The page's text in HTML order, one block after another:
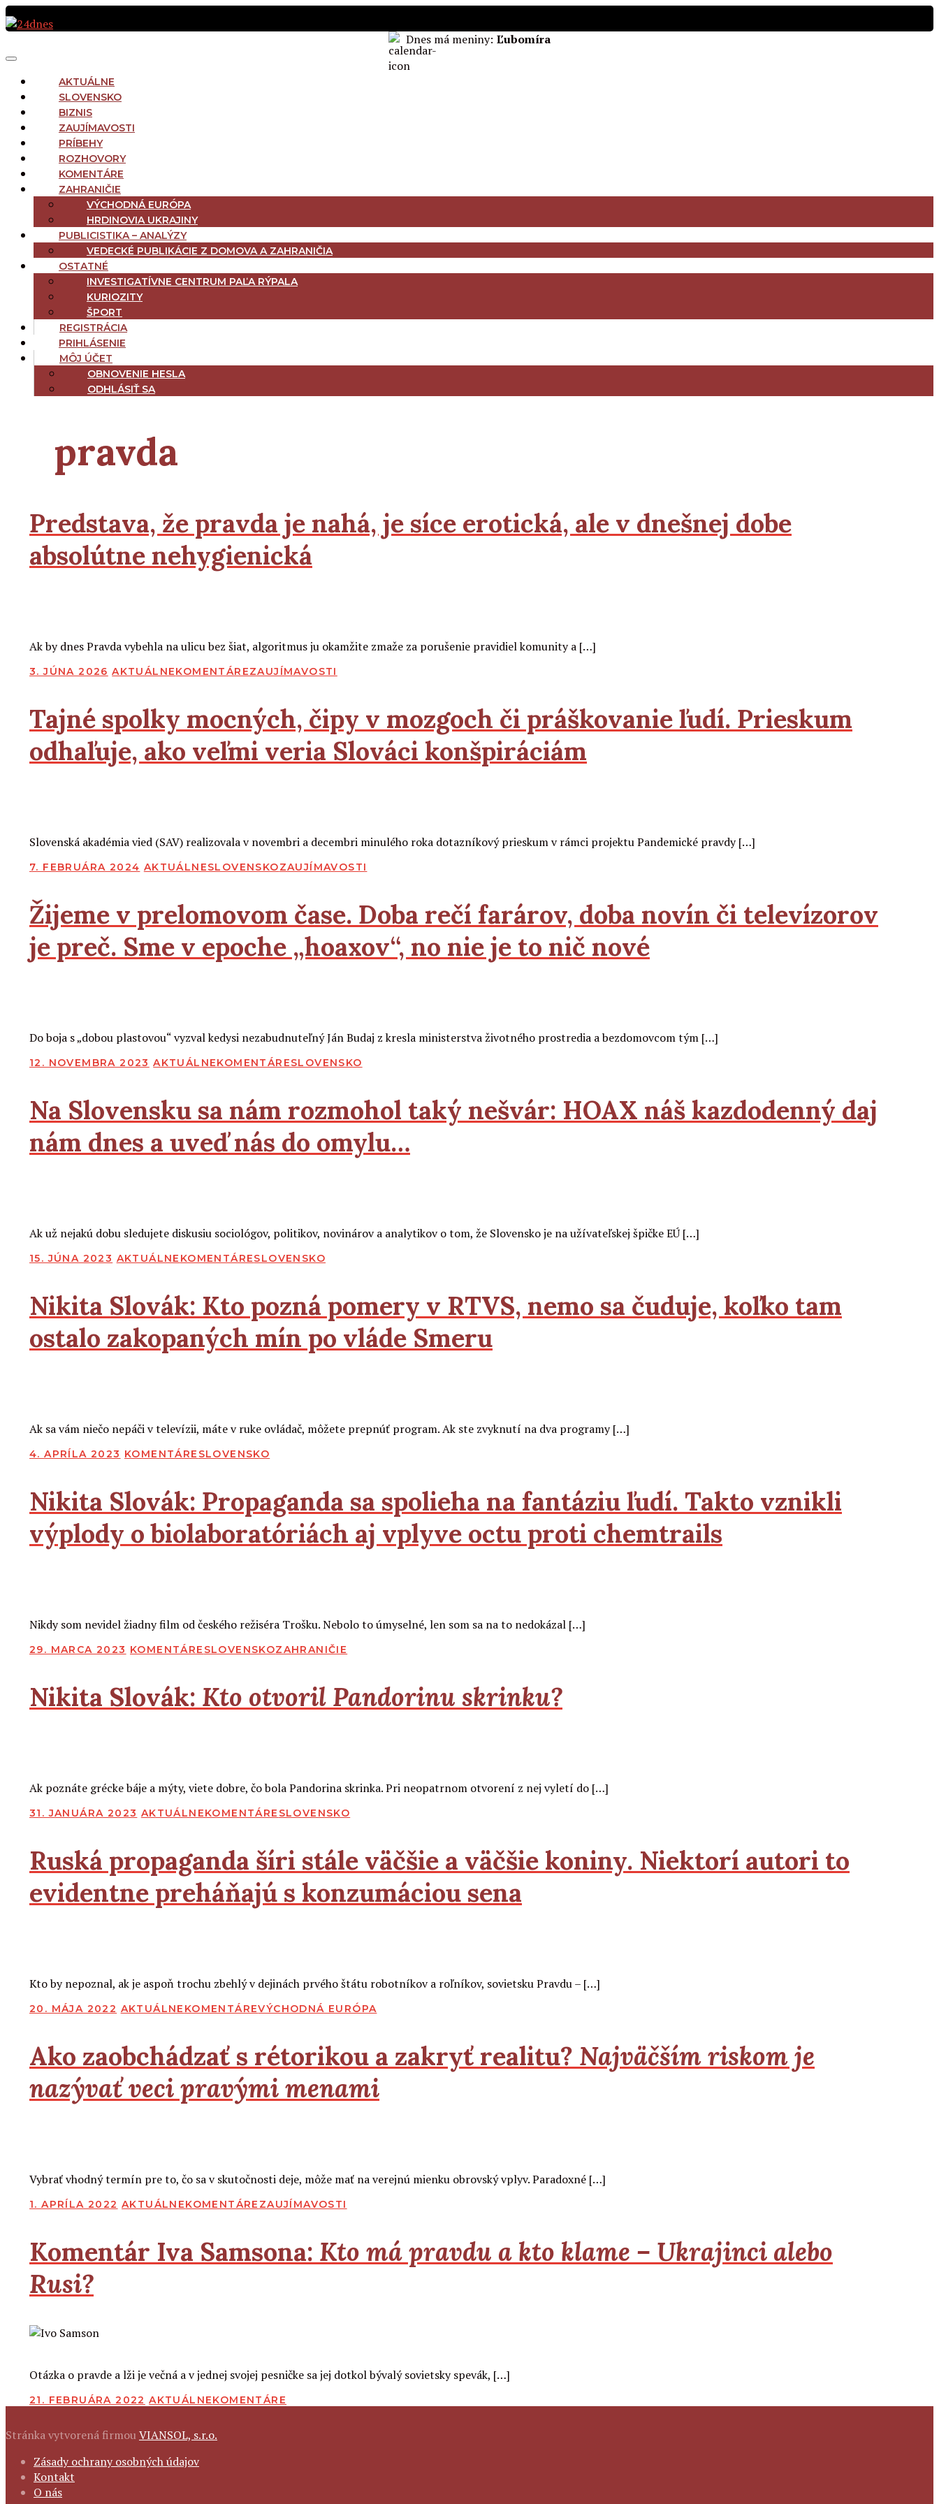
Preskočiť
na
Dnes má meniny: Ľubomíra
Menu
AKTUÁLNE
SLOVENSKO
BIZNIS
ZAUJÍMAVOSTI
PRÍBEHY
ROZHOVORY
KOMENTÁRE
ZAHRANIČIE
VÝCHODNÁ EURÓPA
HRDINOVIA UKRAJINY
PUBLICISTIKA – ANALÝZY
VEDECKÉ PUBLIKÁCIE Z DOMOVA A ZAHRANIČIA
OSTATNÉ
INVESTIGATÍVNE CENTRUM PAĽA RÝPALA
KURIOZITY
ŠPORT
REGISTRÁCIA
PRIHLÁSENIE
MÔJ ÚČET
OBNOVENIE HESLA
ODHLÁSIŤ SA
pravda
Predstava, že pravda je nahá, je síce erotická, ale v dnešnej dobe
absolútne nehygienická
Ak by dnes Pravda vybehla na ulicu bez šiat, algoritmus ju okamžite zmaže za porušenie pravidiel komunity a […]
PUBLIKOVANÉ
3. JÚNA 2026 AKTUÁLNEKOMENTÁREZAUJÍMAVOSTI
Tajné spolky mocných, čipy v mozgoch či práškovanie ľudí. Prieskum
odhaľuje, ako veľmi veria Slováci konšpiráciám
Slovenská akadémia vied (SAV) realizovala v novembri a decembri minulého roka dotazníkový prieskum v rámci projektu Pandemické pravdy […]
PUBLIKOVANÉ
7. FEBRUÁRA 2024 AKTUÁLNESLOVENSKOZAUJÍMAVOSTI
Žijeme v prelomovom čase. Doba rečí farárov, doba novín či televízorov
je preč. Sme v epoche „hoaxov“, no nie je to nič nové
Do boja s „dobou plastovou“ vyzval kedysi nezabudnuteľný Ján Budaj z kresla ministerstva životného prostredia a bezdomovcom tým […]
PUBLIKOVANÉ
12. NOVEMBRA 2023 AKTUÁLNEKOMENTÁRESLOVENSKO
Na Slovensku sa nám rozmohol taký nešvár: HOAX náš kazdodenný daj
nám dnes a uveď nás do omylu…
Ak už nejakú dobu sledujete diskusiu sociológov, politikov, novinárov a analytikov o tom, že Slovensko je na užívateľskej špičke EÚ […]
PUBLIKOVANÉ
15. JÚNA 2023 AKTUÁLNE KOMENTÁRESLOVENSKO
Nikita Slovák: Kto pozná pomery v RTVS, nemo sa čuduje, koľko tam
ostalo zakopaných mín po vláde Smeru
Ak sa vám niečo nepáči v televízii, máte v ruke ovládač, môžete prepnúť program. Ak ste zvyknutí na dva programy […]
PUBLIKOVANÉ
4. APRÍLA 2023 KOMENTÁRE SLOVENSKO
Nikita Slovák: Propaganda sa spolieha na fantáziu ľudí. Takto vznikli
výplody o biolaboratóriách aj vplyve octu proti chemtrails
Nikdy som nevidel žiadny film od českého režiséra Trošku. Nebolo to úmyselné, len som sa na to nedokázal […]
PUBLIKOVANÉ
29. MARCA 2023 KOMENTÁRE SLOVENSKOZAHRANIČIE
Nikita Slovák: Kto otvoril Pandorinu skrinku?
Ak poznáte grécke báje a mýty, viete dobre, čo bola Pandorina skrinka. Pri neopatrnom otvorení z nej vyletí do […]
PUBLIKOVANÉ
31. JANUÁRA 2023 AKTUÁLNEKOMENTÁRE SLOVENSKO
Ruská propaganda šíri stále väčšie a väčšie koniny. Niektorí autori to
evidentne preháňajú s konzumáciou sena
Kto by nepoznal, ak je aspoň trochu zbehlý v dejinách prvého štátu robotníkov a roľníkov, sovietsku Pravdu – […]
PUBLIKOVANÉ
20. MÁJA 2022 AKTUÁLNE KOMENTÁREVÝCHODNÁ EURÓPA
Ako zaobchádzať s rétorikou a zakryť realitu? Najväčším riskom je
nazývať veci pravými menami
Vybrať vhodný termín pre to, čo sa v skutočnosti deje, môže mať na verejnú mienku obrovský vplyv. Paradoxné […]
PUBLIKOVANÉ
1. APRÍLA 2022 AKTUÁLNEKOMENTÁRE ZAUJÍMAVOSTI
Komentár Iva Samsona: Kto má pravdu a kto klame – Ukrajinci alebo
Rusi?
Otázka o pravde a lži je večná a v jednej svojej pesničke sa jej dotkol bývalý sovietsky spevák, […]
PUBLIKOVANÉ
21. FEBRUÁRA 2022 AKTUÁLNEKOMENTÁRE
Stránka vytvorená firmou VIANSOL, s.r.o.
FOOTER
NAVIGATION
Zásady ochrany osobných údajov
Kontakt
O nás